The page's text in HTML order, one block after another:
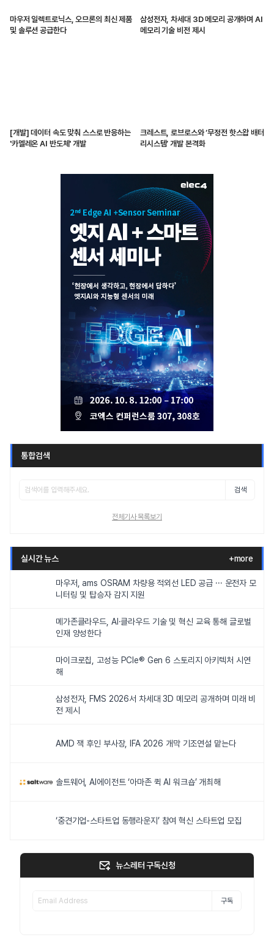
마우저 일렉트로닉스, 오므론의 최신 제품
및 솔루션 공급한다
삼성전자, 차세대 3D 메모리 공개하며 AI
메모리 기술 비전 제시
[개발] 데이터 속도 맞춰 스스로 반응하는
'카멜레온 AI 반도체' 개발
크레스트, 로브로스와 ‘무정전 핫스왑 배터
리시스템’ 개발 본격화
통합검색
검색
전체기사 목록보기
실시간 뉴스 +more
마우저, ams OSRAM 차량용 적외선 LED 공급 ··· 운전자 모
니터링 및 탑승자 감지 지원
메가존클라우드, AI·클라우드 기술 및 혁신 교육 통해 글로벌
인재 양성한다
마이크로칩, 고성능 PCIe® Gen 6 스토리지 아키텍처 시연
해
삼성전자, FMS 2026서 차세대 3D 메모리 공개하며 미래 비
전 제시
AMD 잭 후인 부사장, IFA 2026 개막 기조연설 맡는다
솔트웨어, AI에이전트 ‘아마존 퀵 AI 워크숍’ 개최해
‘중견기업-스타트업 동행라운지’ 참여 혁신 스타트업 모집
뉴스레터 구독신청
구독